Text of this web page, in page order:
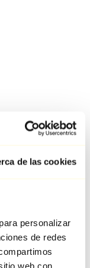
de las cookies
personalizar
de redes
web con